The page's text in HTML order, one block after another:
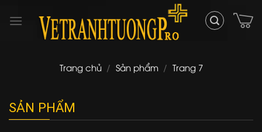
Trang chủ / Sản phẩm / Trang 7
SẢN PHẨM